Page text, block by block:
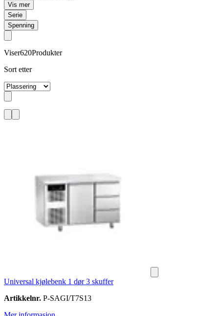
Vis mer
Serie
Spenning
Viser620Produkter
Sort etter
Universal kjølebenk 1 dør 3 skuffer
Artikkelnr. P-SAGI/T7S13